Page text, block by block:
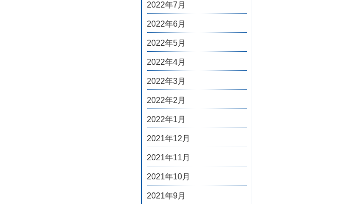
2022年7月
2022年6月
2022年5月
2022年4月
2022年3月
2022年2月
2022年1月
2021年12月
2021年11月
2021年10月
2021年9月